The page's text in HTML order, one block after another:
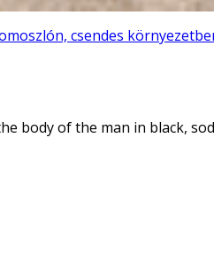
csendes
body of the man in black,